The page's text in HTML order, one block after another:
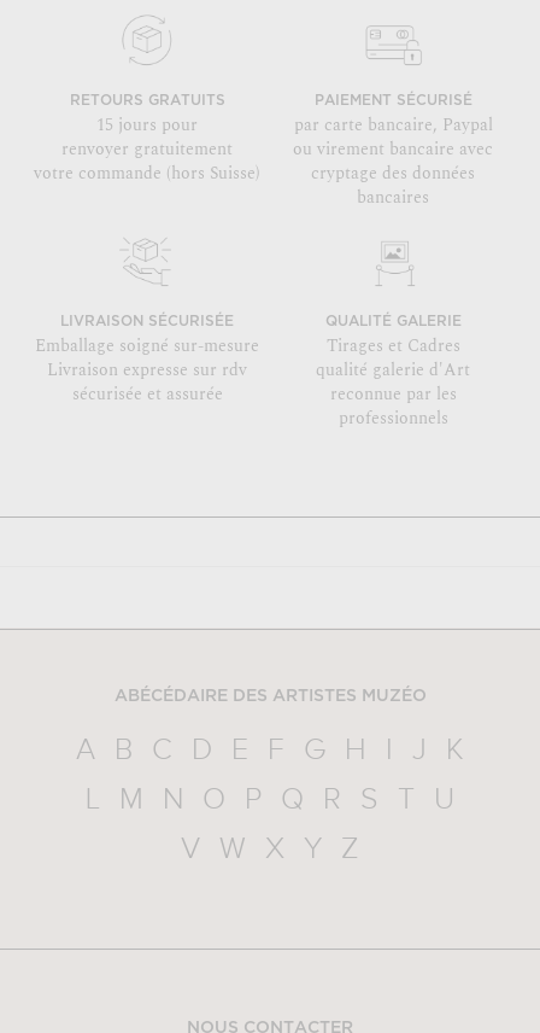
RETOURS GRATUITS
15 jours pour
renvoyer gratuitement
votre commande (hors Suisse)
PAIEMENT SÉCURISÉ
par carte bancaire, Paypal
ou virement bancaire avec
cryptage des données
bancaires
LIVRAISON SÉCURISÉE
Emballage soigné sur-mesure
Livraison expresse sur rdv
sécurisée et assurée
QUALITÉ GALERIE
Tirages et Cadres
qualité galerie d'Art
reconnue par les
professionnels
ABÉCÉDAIRE DES ARTISTES MUZÉO
A B C D E F G H I J
K
L
M N O P Q R S T
U
V
W X Y Z
NOUS CONTACTER